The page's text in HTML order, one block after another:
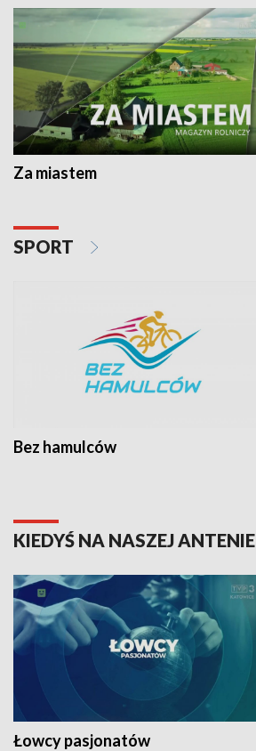
Za miastem
SPORT
Bez hamulców
KIEDYŚ NA NASZEJ ANTENIE
Łowcy pasjonatów